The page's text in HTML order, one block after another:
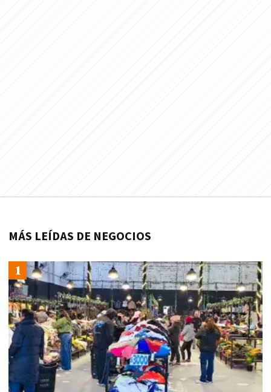
MÁS LEÍDAS DE NEGOCIOS